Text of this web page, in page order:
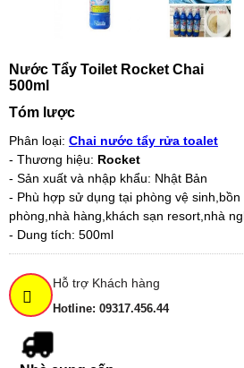
Nước Tẩy Toilet Rocket Chai
500ml
Tóm lược
Phân loại: Chai nước tẩy rửa toalet
- Thương hiệu: Rocket
- Sản xuất và nhập khẩu: Nhật Bản
- Phù hợp sử dụng tại phòng vệ
phòng,nhà hàng,khách sạn resort,nhà
- Dung tích: 500ml
Hỗ trợ Khách hàng
Hotline: 09317.456.44